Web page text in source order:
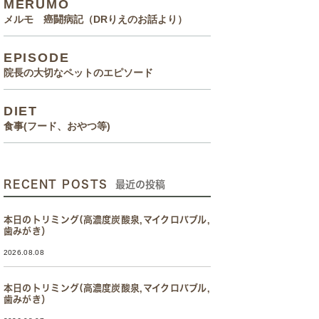
MERUMO
メルモ 癌闘病記（DRりえのお話より）
EPISODE
院長の大切なペットのエピソード
DIET
食事(フード、おやつ等)
RECENT POSTS 最近の投稿
本日のトリミング(高濃度炭酸泉,マイクロバブル,
歯みがき）
2026.08.08
本日のトリミング(高濃度炭酸泉,マイクロバブル,
歯みがき）